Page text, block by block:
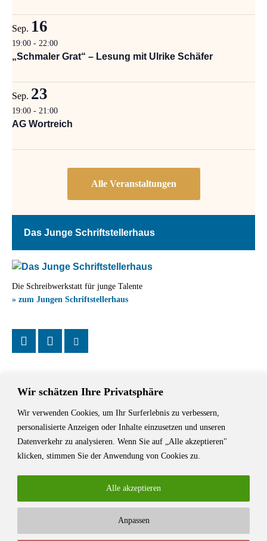
Wir schätzen Ihre Privatsphäre
Wir verwenden Cookies, um Ihr Surferlebnis zu verbessern,
personalisierte Anzeigen oder Inhalte einzusetzen und unseren
Datenverkehr zu analysieren. Wenn Sie auf „Alle akzeptieren"
klicken, stimmen Sie der Anwendung von Cookies zu.
Anpassen
Alle akzeptieren
Sep. 16
19:00 - 22:00
„Schmaler Grat“ – Lesung mit Ulrike Schäfer
Sep. 23
19:00 - 21:00
AG Wortreich
Das Junge Schriftstellerhaus
Die Schreibwerkstatt für junge Talente
» zum Jungen Schriftstellerhaus
Das Schriftstellerhaus ist ein beliebter Treffpunkt für Autorinnen und
Autoren aus Stuttgart und der Region sowie ein Veranstaltungsort für
Lesungen, Tagungen und Schreibwerkstätten.